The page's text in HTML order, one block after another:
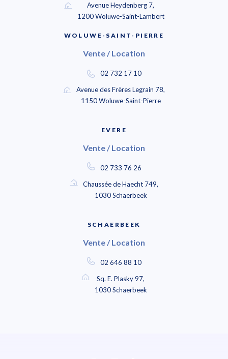
Avenue Heydenberg 7,
1200 Woluwe-Saint-Lambert
WOLUWE-SAINT-PIERRE
Vente / Location
02 732 17 10
Avenue des Frères Legrain 78,
1150 Woluwe-Saint-Pierre
EVERE
Vente / Location
02 733 76 26
Chaussée de Haecht 749,
1030 Schaerbeek
SCHAERBEEK
Vente / Location
02 646 88 10
Sq. E. Plasky 97,
1030 Schaerbeek